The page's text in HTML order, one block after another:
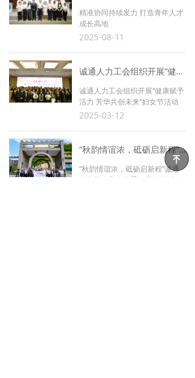
녠
精准协同持续发力 打造青年人才
成长高地
2025-08-11
诚通人力工会组织开展“健康赋予活力 芳华共创未来”妇女节活动
诚通人力工会组织开展“健康赋予
活力 芳华共创未来”妇女节活动
2025-03-12
“秋韵情谊浓，砥砺启新程”诚通人力工会举办秋季职工文体活动
“秋韵情谊浓，砥砺启新程”诚通
人力工会举办秋季职工文体活动